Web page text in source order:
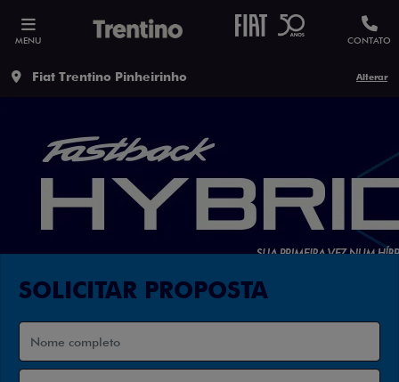
MENU CONTATO
Fiat Trentino Pinheirinho Alterar
SOLICITAR PROPOSTA